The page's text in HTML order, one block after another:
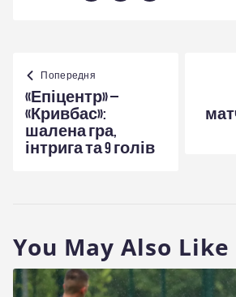
Навігація
записів
Попередня
«Епіцентр» –
«Кривбас»:
шалена гра,
інтрига та 9 голів
You May Also Like